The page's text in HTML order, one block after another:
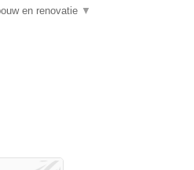
en renovatie ▼